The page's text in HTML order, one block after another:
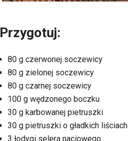
Przygotuj:
80 g czerwonej soczewicy
80 g zielonej soczewicy
80 g czarnej soczewicy
100 g wędzonego boczku
30 g karbowanej pietruszki
30 g pietruszki o gładkich liściach
3 łodygi selera naciowego